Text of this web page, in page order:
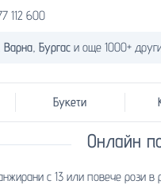
112 600
Варна, Бургас и още 1000+
Букети
Онлайн
с 13 или повече рози